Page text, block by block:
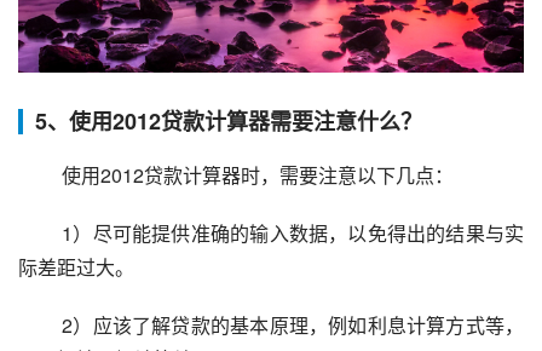
5、使用2012贷款计算器需要注意什么？
使用2012贷款计算器时，需要注意以下几点：
际差距过大。
2）应该了解贷款的基本原理，例如利息计算方式等，